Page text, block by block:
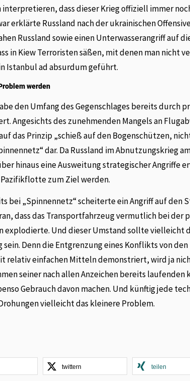
dass dieser Krieg offiziell immer
erklärte Russland nach der ukrainischen
Russland sowie einen Unterwasserangriff auf
in Kiew Terroristen säßen, mit denen man nicht
Istanbul ad absurdum geführt.
werden
den Umfang des Gegenschlages bereits durch
Angesichts des zunehmenden Mangels an
das Prinzip „schieß auf den Bogenschützen,
dar. Da Russland im Abnutzungskrieg
hinaus eine Ausweitung strategischer Angriffe
zum Ziel werden.
bei „Spinnennetz“ scheiterte ein Angriff auf den
dass das Transportfahrzeug vermutlich bei der
explodierte. Und dieser Umstand sollte vielleicht
Denn die Entgrenzung eines Konflikts von
relativ einfachen Mitteln demonstriert, wird ja
seiner nach allen Anzeichen bereits
Gebrauch davon machen. Und künftig jede
vielleicht das kleinere Problem.
twittern teilen